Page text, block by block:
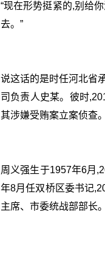
“现在形势挺紧的,别给
去。”
说这话的是时任河北省
司负责人史某。彼时
其涉嫌受贿案立案侦查
周义强生于1957年6月
年8月任双桥区委书记
主席、市委统战部部长